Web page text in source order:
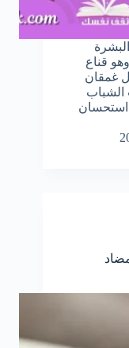
قناع
غمقان
الشباب
استحسان